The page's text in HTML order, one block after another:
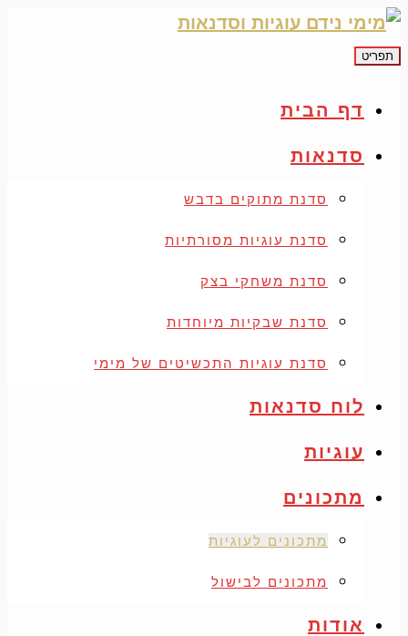
תפריט
דף הבית
סדנאות
סדנת מתוקים בדבש
סדנת עוגיות מסורתיות
סדנת משחקי בצק
סדנת שבקיות מיוחדות
סדנת עוגיות התכשיטים של מימי
לוח סדנאות
עוגיות
מתכונים
מתכונים לעוגיות
מתכונים לבישול
אודות